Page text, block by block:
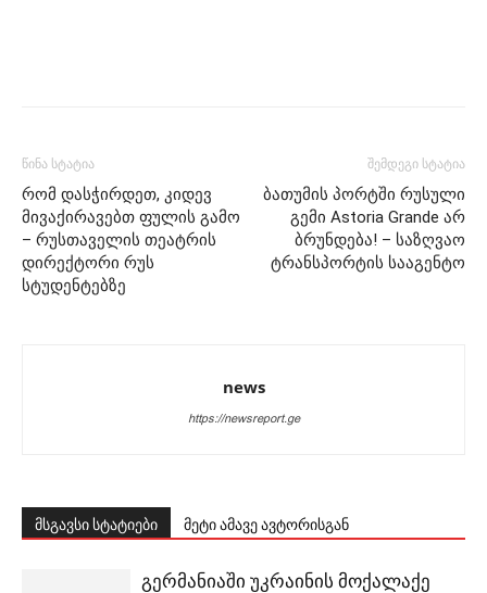
წინა სტატია
რომ დასჭირდეთ, კიდევ
მივაქირავებთ ფულის გამო
– რუსთაველის თეატრის
დირექტორი რუს
სტუდენტებზე
შემდეგი სტატია
ბათუმის პორტში რუსული
გემი Astoria Grande არ
ბრუნდება! – საზღვაო
ტრანსპორტის სააგენტო
news
https://newsreport.ge
მსგავსი სტატიები მეტი ამავე ავტორისგან
გერმანიაში უკრაინის მოქალაქე